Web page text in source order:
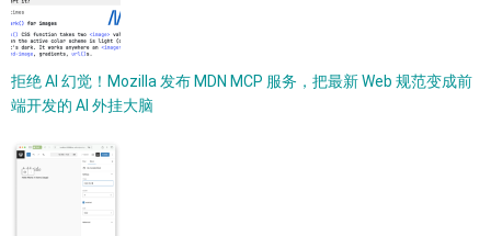
拒绝 AI 幻觉！Mozilla 发布 MDN MCP 服务，把最新 Web 规范变成前
端开发的 AI 外挂大脑